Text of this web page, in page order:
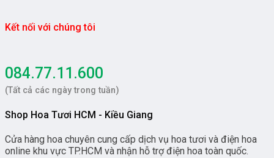
Kết nối với chúng tôi
084.77.11.600
(Tất cả các ngày trong tuần)
Shop Hoa Tươi HCM - Kiều Giang
Cửa hàng hoa chuyên cung cấp dịch vụ hoa tươi và điện hoa
online khu vực TP.HCM và nhận hỗ trợ điện hoa toàn quốc.